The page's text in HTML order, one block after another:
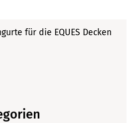
für die EQUES Decken